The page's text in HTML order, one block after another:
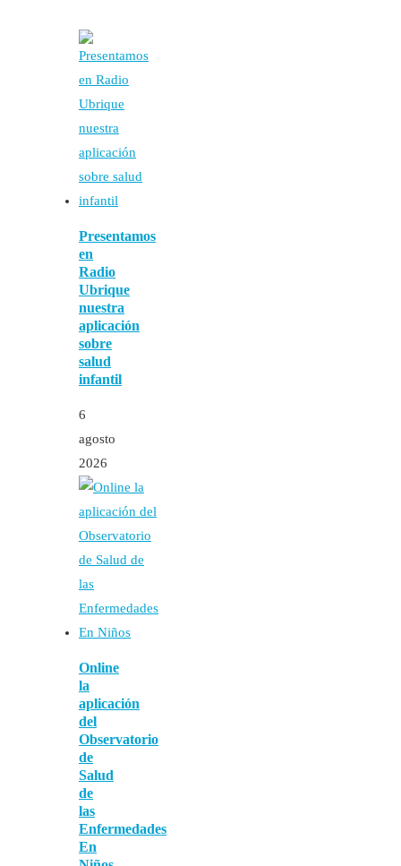
Presentamos
en
Radio
Ubrique
nuestra
aplicación
sobre
salud
infantil
6
agosto
2026
Online
la
aplicación
del
Observatorio
de
Salud
de
las
Enfermedades
En